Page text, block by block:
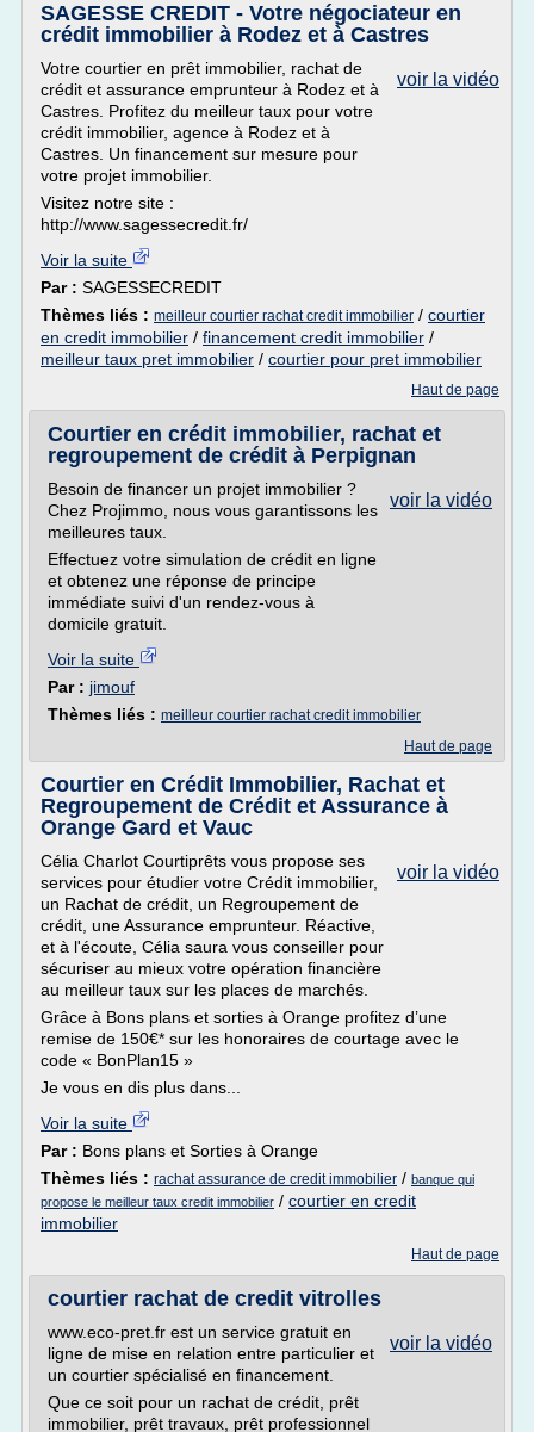
SAGESSE CREDIT - Votre négociateur en
crédit immobilier à Rodez et à Castres
voir la vidéo
Votre courtier en prêt immobilier, rachat de
crédit et assurance emprunteur à Rodez et à
Castres. Profitez du meilleur taux pour votre
crédit immobilier, agence à Rodez et à
Castres. Un financement sur mesure pour
votre projet immobilier.
Visitez notre site :
http://www.sagessecredit.fr/
Voir la suite
Par : SAGESSECREDIT
Thèmes liés : meilleur courtier rachat credit immobilier / courtier
en credit immobilier / financement credit immobilier /
meilleur taux pret immobilier / courtier pour pret immobilier
Haut de page
Courtier en crédit immobilier, rachat et
regroupement de crédit à Perpignan
voir la vidéo
Besoin de financer un projet immobilier ?
Chez Projimmo, nous vous garantissons les
meilleures taux.
Effectuez votre simulation de crédit en ligne
et obtenez une réponse de principe
immédiate suivi d'un rendez-vous à
domicile gratuit.
Voir la suite
Par : jimouf
Thèmes liés : meilleur courtier rachat credit immobilier
Haut de page
Courtier en Crédit Immobilier, Rachat et
Regroupement de Crédit et Assurance à
Orange Gard et Vauc
voir la vidéo
Célia Charlot Courtiprêts vous propose ses
services pour étudier votre Crédit immobilier,
un Rachat de crédit, un Regroupement de
crédit, une Assurance emprunteur. Réactive,
et à l'écoute, Célia saura vous conseiller pour
sécuriser au mieux votre opération financière
au meilleur taux sur les places de marchés.
Grâce à Bons plans et sorties à Orange profitez d’une
remise de 150€* sur les honoraires de courtage avec le
code « BonPlan15 »
Je vous en dis plus dans...
Voir la suite
Par : Bons plans et Sorties à Orange
Thèmes liés : rachat assurance de credit immobilier / banque qui
propose le meilleur taux credit immobilier / courtier en credit
immobilier
Haut de page
courtier rachat de credit vitrolles
voir la vidéo
www.eco-pret.fr est un service gratuit en
ligne de mise en relation entre particulier et
un courtier spécialisé en financement.
Que ce soit pour un rachat de crédit, prêt
immobilier, prêt travaux, prêt professionnel